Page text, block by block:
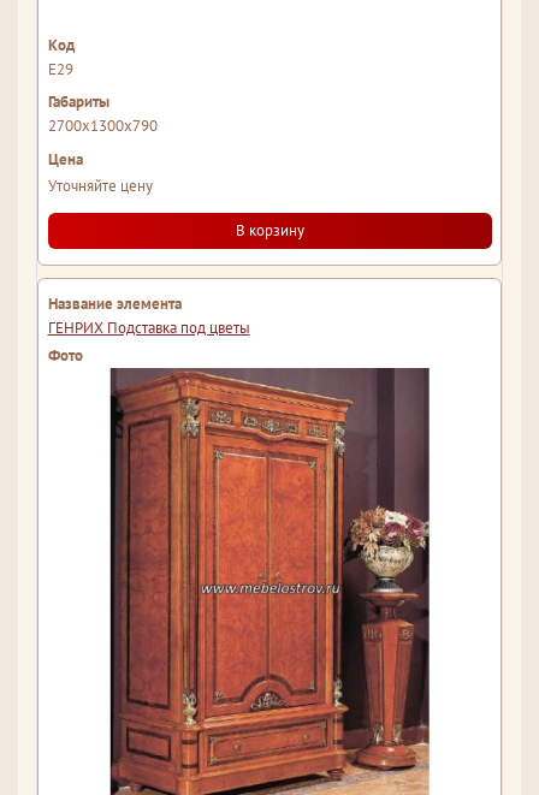
Е29
2700x1300x790
Уточняйте цену
В корзину
ГЕНРИХ Подставка под цветы